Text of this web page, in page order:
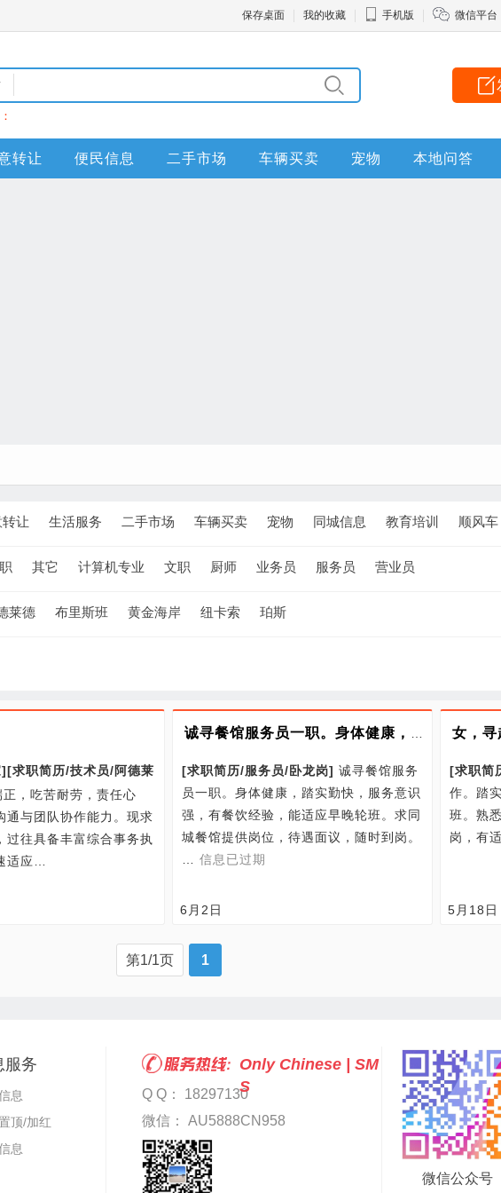
保存桌面 我的收藏 手机版 微信平台
转让 便民信息 二手市场 车辆买卖 宠物 本地问答
让 生活服务 二手市场 车辆买卖 宠物 同城信息 教育培训 顺风车
其它 计算机专业 文职 厨师 业务员 服务员 营业员
莱德 布里斯班 黄金海岸 纽卡索 珀斯
[求职简历/技术员/阿德莱
，吃苦耐劳，责任心
通与团队协作能力。现求
过往具备丰富综合事务执
适应…
[求职简历/服务员/卧龙岗] 诚寻餐馆服务
员一职。身体健康，踏实勤快，服务意识
强，有餐饮经验，能适应早晚轮班。求同
城餐馆提供岗位，待遇面议，随时到岗。
信息已过期
6月2日
[求职简
作。踏
班。熟
岗，有
5月18日
第1/1页 1
服务
息
顶/加红
息
Only Chinese | SM
S
Q Q： 18297130
微信： AU5888CN958
微信公众号